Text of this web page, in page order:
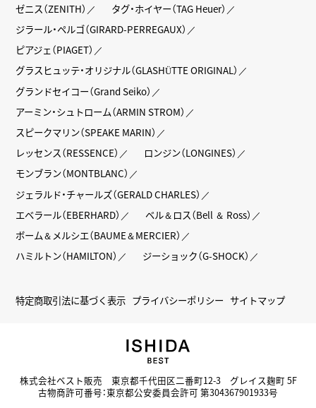
ゼニス（ZENITH）
タグ・ホイヤー（TAG Heuer）
ジラール・ペルゴ（GIRARD-PERREGAUX）
ピアジェ（PIAGET）
グラスヒュッテ・オリジナル（GLASHÜTTE ORIGINAL）
グランドセイコー（Grand Seiko）
アーミン・シュトローム（ARMIN STROM）
スピークマリン（SPEAKE MARIN）
レッセンス（RESSENCE）
ロンジン（LONGINES）
モンブラン（MONTBLANC）
ジェラルド・チャールズ（GERALD CHARLES）
エベラール（EBERHARD）
ベル＆ロス（Bell ＆ Ross）
ボーム＆メルシエ（BAUME＆MERCIER）
ハミルトン（HAMILTON）
ジーショック（G-SHOCK）
特定商取引法に基づく表示 プライバシーポリシー サイトマップ
株式会社ベスト販売 東京都千代田区二番町12-3 グレイス麹町 5F
古物商許可番号：東京都公安委員会許可 第304367901933号